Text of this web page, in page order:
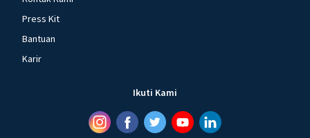
Press Kit
Bantuan
Karir
Ikuti Kami